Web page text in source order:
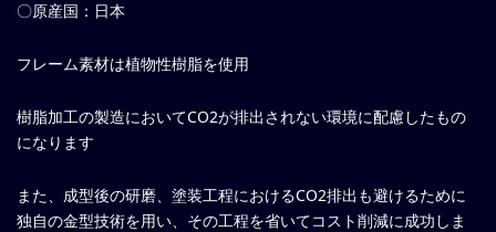
〇原産国：日本
フレーム素材は植物性樹脂を使用
樹脂加工の製造においてCO2が排出されない環境に配慮したもの
になります
また、成型後の研磨、塗装工程におけるCO2排出も避けるために
独自の金型技術を用い、その工程を省いてコスト削減に成功しま